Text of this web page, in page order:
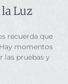
Luz
recuerda que
momentos
las pruebas y